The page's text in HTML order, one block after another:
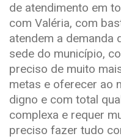
de atendimento em
com Valéria, com
atendem a demanda
sede do município,
preciso de muito
metas e oferecer ao
digno e com total
complexa e requer
preciso fazer tudo